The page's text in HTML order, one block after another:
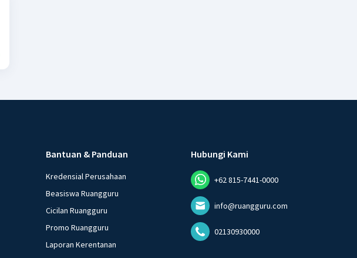
Bantuan & Panduan
Kredensial Perusahaan
Beasiswa Ruangguru
Cicilan Ruangguru
Promo Ruangguru
Laporan Kerentanan
Hubungi Kami
+62 815-7441-0000
info@ruangguru.com
02130930000